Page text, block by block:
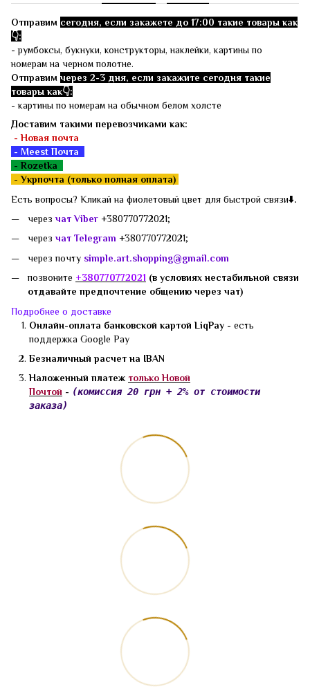
Отправим сегодня, если закажете до 17:00 такие товары как
👇:
- румбоксы, букнуки, конструкторы, наклейки, картины по
номерам на черном полотне.
Отправим через 2-3 дня, если закажите сегодня такие
товары как👇:
- картины по номерам на обычном белом холсте
Доставим такими перевозчиками как:
- Новая почта
- Meest Почта
- Rozetka
-Укрпочта (только полная оплата)
Есть вопросы? Кликай на фиолетовый цвет для быстрой связи⬇️.
через чат Viber +380770772021;
через чат Telegram +380770772021;
через почту simple.art.shopping@gmail.com
позвоните +380770772021 (в условиях нестабильной связи
отдавайте предпочтение общению через чат)
Подробнее о доставке
Онлайн-оплата банковской картой LiqPay - есть
поддержка Google Pay
Безналичный расчет на IBAN
Наложенный платеж только Новой
Почтой - (комиссия 20 грн + 2% от стоимости
заказа)